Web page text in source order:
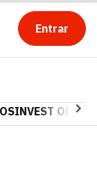
Entrar
INVEST OPINA